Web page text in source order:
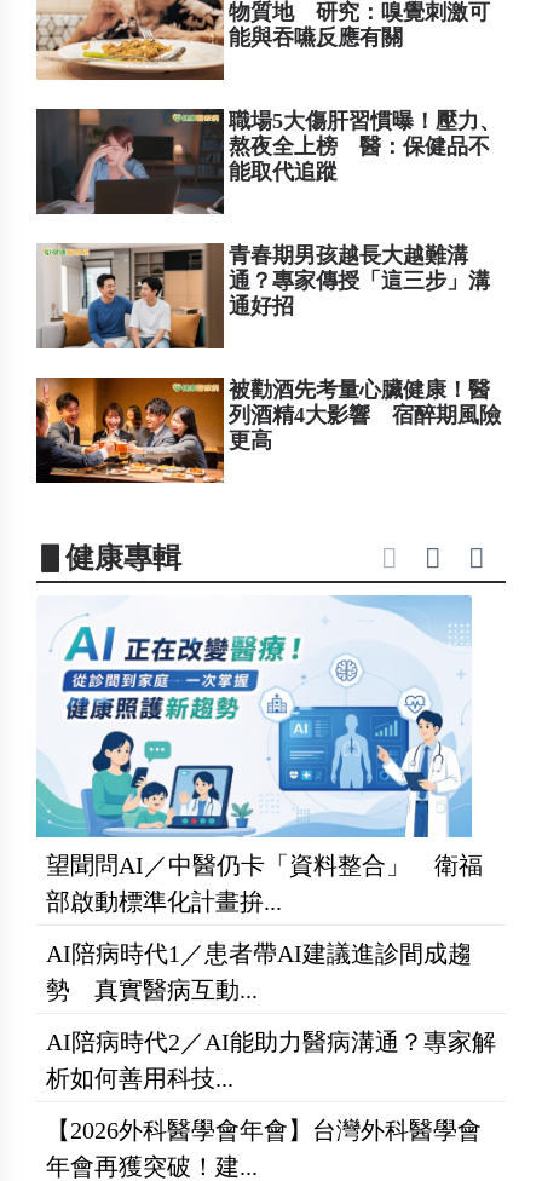
物質地 研究：嗅覺刺激可
能與吞嚥反應有關
職場5大傷肝習慣曝！壓力、
熬夜全上榜 醫：保健品不
能取代追蹤
青春期男孩越長大越難溝
通？專家傳授「這三步」溝
通好招
被勸酒先考量心臟健康！醫
列酒精4大影響 宿醉期風險
更高
▋健康專輯
望聞問AI／中醫仍卡「資料整合」 衛福
部啟動標準化計畫拚...
AI陪病時代1／患者帶AI建議進診間成趨
勢 真實醫病互動...
AI陪病時代2／AI能助力醫病溝通？專家解
析如何善用科技...
【2026外科醫學會年會】台灣外科醫學會
年會再獲突破！建...